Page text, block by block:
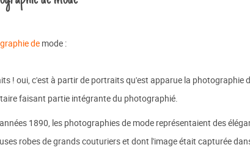
de mode :
! oui, c'est à partir de portraits qu'est apparue la
faisant partie intégrante du photographié.
1890, les photographies de mode représentaient des
robes de grands couturiers et dont l'image était capturée